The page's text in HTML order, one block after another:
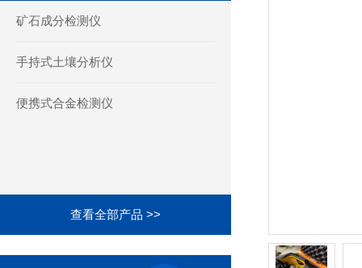
矿石成分检测仪
手持式土壤分析仪
便携式合金检测仪
查看全部产品 >>